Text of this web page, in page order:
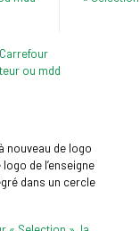
nouveau de logo
de l’enseigne
dans un cercle